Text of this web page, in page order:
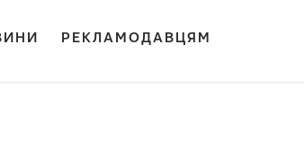
РЕКЛАМОДАВЦЯМ